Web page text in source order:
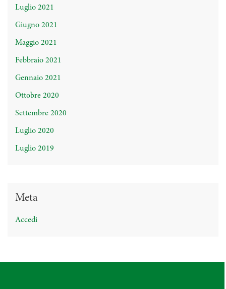
Luglio 2021
Giugno 2021
Maggio 2021
Febbraio 2021
Gennaio 2021
Ottobre 2020
Settembre 2020
Luglio 2020
Luglio 2019
Meta
Accedi